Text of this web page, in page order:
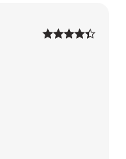
1 2 3 4 5
1 2 3 4 5